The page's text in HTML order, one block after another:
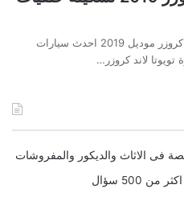
نقدم لكم البوم صور سيارة تويوتا لاند كروزر موديل 2019 احدث سيارات
تويوتا لاند كروزر…
فى الاثاث والديكور والمفروشات
500 سؤال